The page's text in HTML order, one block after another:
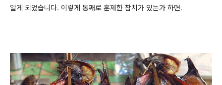
알게 되었습니다. 이렇게 통째로 훈제한 참치가 있는가 하면.